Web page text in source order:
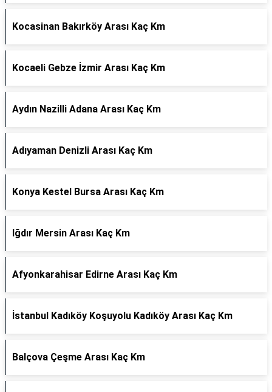
Kocasinan Bakırköy Arası Kaç Km
Kocaeli Gebze İzmir Arası Kaç Km
Aydın Nazilli Adana Arası Kaç Km
Adıyaman Denizli Arası Kaç Km
Konya Kestel Bursa Arası Kaç Km
Iğdır Mersin Arası Kaç Km
Afyonkarahisar Edirne Arası Kaç Km
İstanbul Kadıköy Koşuyolu Kadıköy Arası Kaç Km
Balçova Çeşme Arası Kaç Km